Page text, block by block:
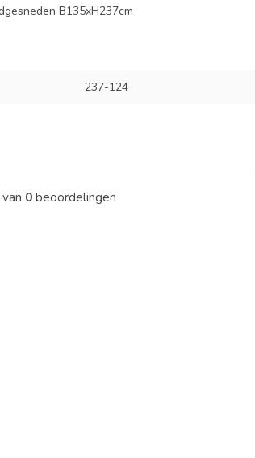
B135xH237cm
237-124
0beoordelingen